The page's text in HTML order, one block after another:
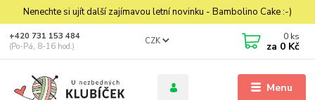
Nenechte si ujít další zajímavou letní novinku - Bambolino Cake :-)
Menu
CZK
+420 731 153 484
(Po-Pá, 8-16 hod.)
0 ks
za 0 Kč